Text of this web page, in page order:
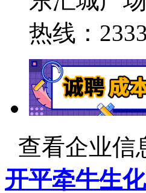
热线：
查看企业信
开平牵牛生